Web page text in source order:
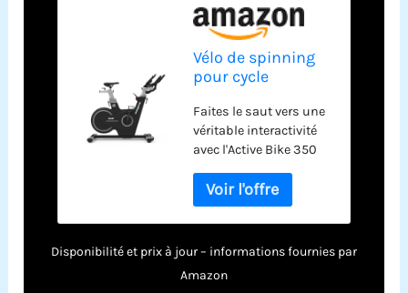
Vélo de spinning
pour cycle
Bodytone
AB350SM-G Smart
Bluetooth, masse
d'inertie de 18 kg
Faites le saut vers une
véritable interactivité
avec l'Active Bike 350
d'appartement avec
400 W et 32 niveaux
d'intensité. Vélo
d'appartement avec
vous permettra de
Disponibilité et prix à jour – informations fournies par
Amazon